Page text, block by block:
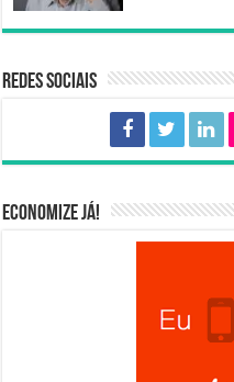
Redes sociais
Economize já!